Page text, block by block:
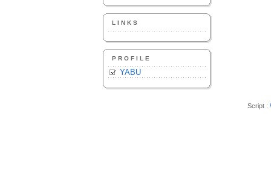
LINKS
PROFILE
YABU
Script :